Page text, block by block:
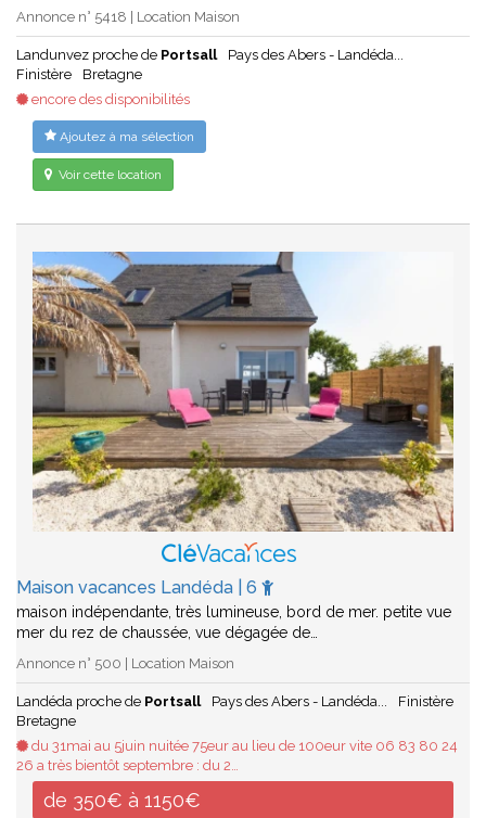
Annonce n° 5418 | Location Maison
Landunvez proche de Portsall
Pays des Abers - Landéda...
Finistère
Bretagne
encore des disponibilités
Ajoutez à ma sélection
Voir cette location
Maison vacances Landéda | 6
maison indépendante, très lumineuse, bord de mer. petite vue
mer du rez de chaussée, vue dégagée de…
Annonce n° 500 | Location Maison
Landéda proche de Portsall Pays des Abers - Landéda...
Finistère
Bretagne
du 31mai au 5juin nuitée 75eur au lieu de 100eur vite 06 83 80 24
26 a très bientôt septembre : du 2…
de 350€ à 1150€